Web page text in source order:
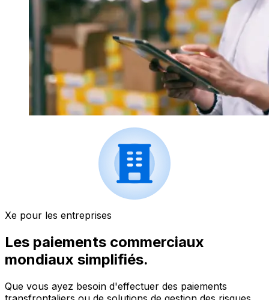
Xe pour les entreprises
Les paiements commerciaux
mondiaux simplifiés.
Que vous ayez besoin d'effectuer des paiements